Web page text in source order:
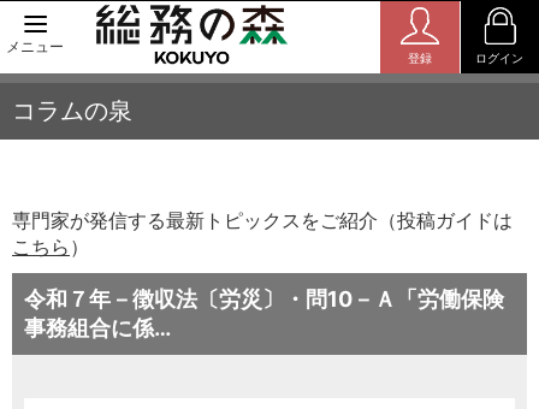
メニュー
登録 ログイン
コラムの泉
専門家が発信する最新トピックスをご紹介（投稿ガイドは
こちら ）
令和７年－徴収法〔労災〕・問10－Ａ「労働保険
事務組合に係…